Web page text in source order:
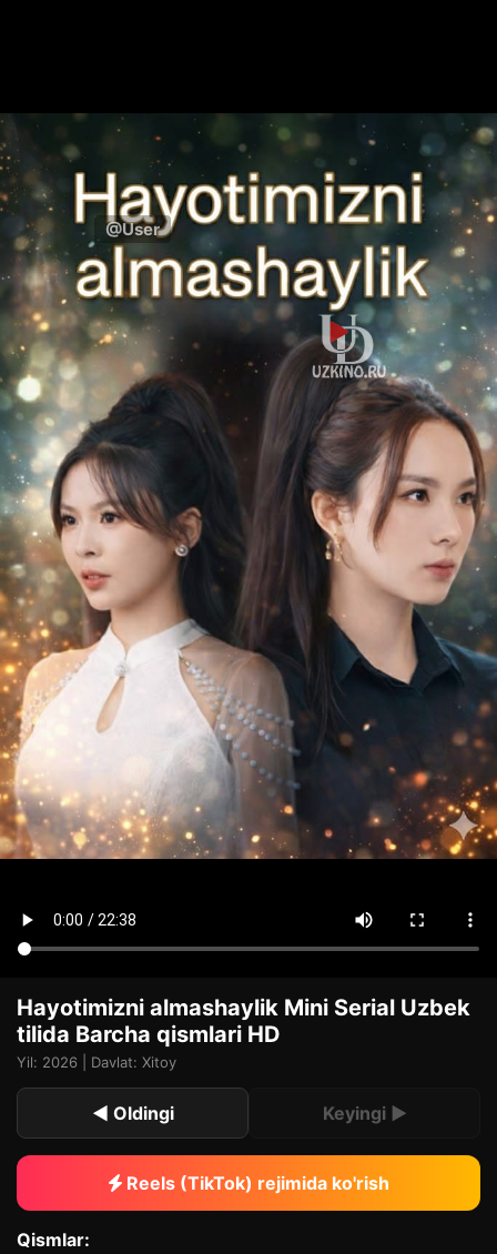
@User
Hayotimizni almashaylik Mini Serial Uzbek
tilida Barcha qismlari HD
Yil: 2026 | Davlat: Xitoy
◀ Oldingi Keyingi ▶
Reels (TikTok) rejimida ko'rish
Qismlar: